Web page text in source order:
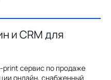
и CRM для
сервис по продаже
онлайн, снабженный